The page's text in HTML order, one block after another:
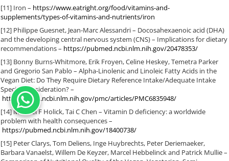
[11] Iron – https://www.eatright.org/food/vitamins-and-
supplements/types-of-vitamins-and-nutrients/iron
[12] Philippe Guesnet, Jean-Marc Alessandri – Docosahexaenoic acid (DHA)
and the developing central nervous system (CNS) – Implications for dietary
recommendations – https://pubmed.ncbi.nlm.nih.gov/20478353/
[13] Bonny Burns-Whitmore, Erik Froyen, Celine Heskey, Temetra Parker
and Gregorio San Pablo – Alpha-Linolenic and Linoleic Fatty Acids in the
Vegan Diet: Do They Require Dietary Reference Intake/Adequate Intake
Special Consideration? –
https://www.ncbi.nlm.nih.gov/pmc/articles/PMC6835948/
[14] Michael F Holick, Tai C Chen – Vitamin D deficiency: a worldwide
problem with health consequences –
https://pubmed.ncbi.nlm.nih.gov/18400738/
[15] Peter Clarys, Tom Deliens, Inge Huybrechts, Peter Deriemaeker,
Barbara Vanaelst, Willem De Keyzer, Marcel Hebbelinck and Patrick Mullie –